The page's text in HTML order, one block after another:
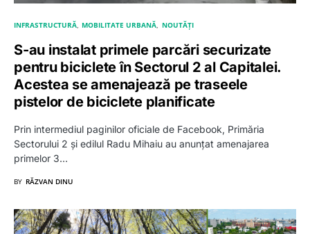
INFRASTRUCTURĂ MOBILITATE URBANĂ NOUTĂȚI
S-au instalat primele parcări securizate
pentru biciclete în Sectorul 2 al Capitalei.
Acestea se amenajează pe traseele
pistelor de biciclete planificate
Prin intermediul paginilor oficiale de Facebook, Primăria
Sectorului 2 și edilul Radu Mihaiu au anunțat amenajarea
primelor 3…
BY RĂZVAN DINU